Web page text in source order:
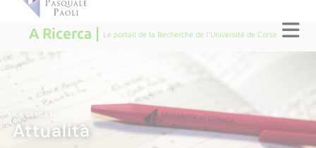
A Ricerca | Le portail de la Recherche de l'Université de Corse
A RICERCA
Attualità